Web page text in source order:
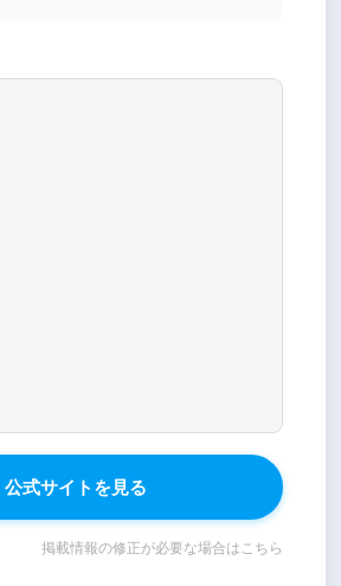
公式サイトを見る
掲載情報の修正が必要な場合はこちら